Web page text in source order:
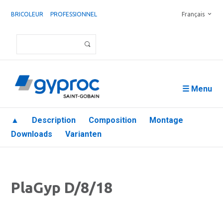
BRICOLEUR PROFESSIONNEL Français
☰ Menu
▲ Description Composition
Montage
Downloads
Varianten
PlaGyp D/8/18